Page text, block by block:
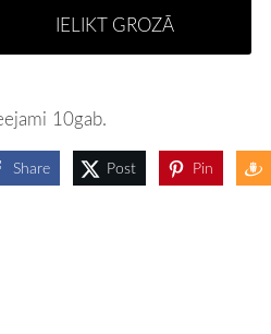
IELIKT GROZĀ
10gab.
Share Post Pin